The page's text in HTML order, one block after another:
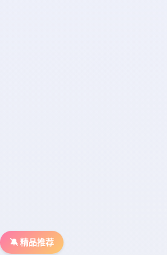
🔕 精品推荐